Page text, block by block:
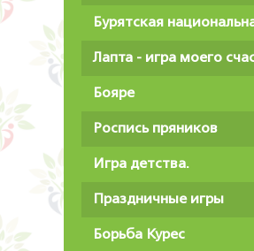
Бурятская
Лапта - игра моего
Бояре
Роспись пряников
Игра детства.
Праздничные игры
Борьба Курес